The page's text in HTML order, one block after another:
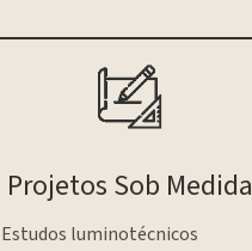
Projetos Sob Medida
Estudos luminotécnicos